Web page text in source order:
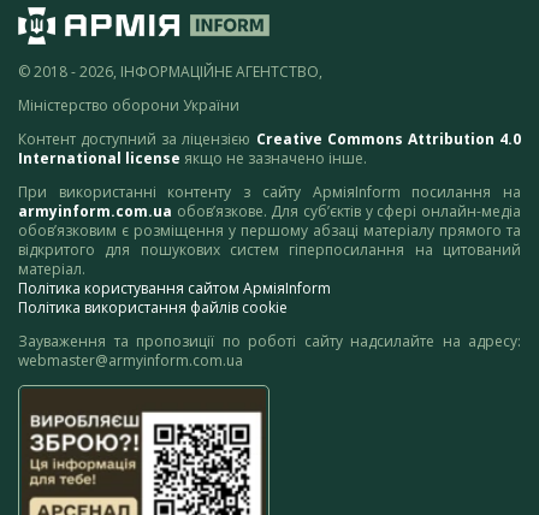
© 2018 - 2026, ІНФОРМАЦІЙНЕ АГЕНТСТВО,
Міністерство оборони України
Контент доступний за ліцензією Creative Commons Attribution 4.0
International license якщо не зазначено інше.
При використанні контенту з сайту АрміяInform посилання на
armyinform.com.ua обов’язкове. Для суб’єктів у сфері онлайн-медіа
обов’язковим є розміщення у першому абзаці матеріалу прямого та
відкритого для пошукових систем гіперпосилання на цитований
матеріал.
Політика користування сайтом АрміяInform
Політика використання файлів cookie
Зауваження та пропозиції по роботі сайту надсилайте на адресу:
webmaster@armyinform.com.ua